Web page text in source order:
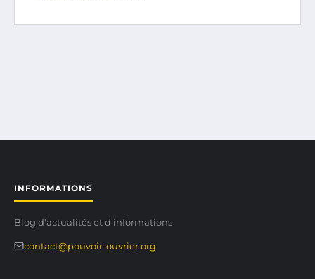
INFORMATIONS
Blog d'actualités et d'informations
contact@pouvoir-ouvrier.org